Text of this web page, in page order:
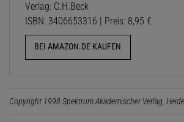
Verlag: C.H.Beck
ISBN: 3406653316 | Preis: 8,95 €
BEI AMAZON.DE KAUFEN
Copyright 1998 Spektrum Akademischer Verlag,